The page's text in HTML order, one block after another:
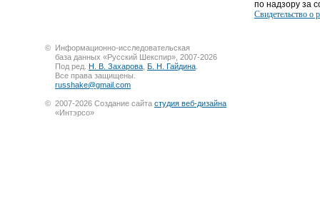
© Информационно-исследовательская
база данных «Русский Шекспир», 2007-2026
Под ред. Н. В. Захарова Б. Н. Гайдина
Все права защищены.
russhake@gmail.com
© 2007-2026 Создание сайта студия веб-дизайна
«Интэрсо»
по надзору за
Свидетельство о